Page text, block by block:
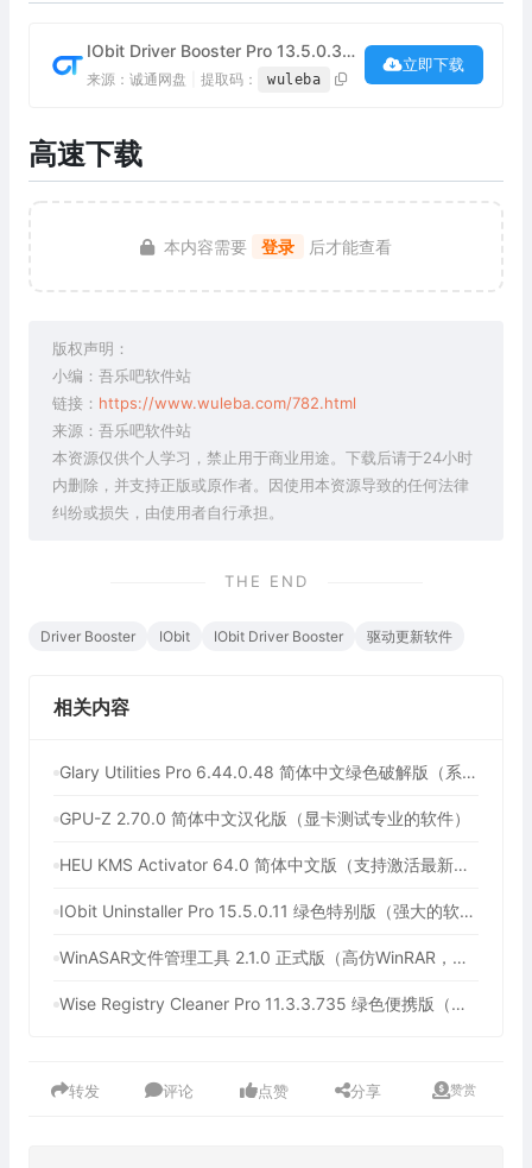
IObit Driver Booster Pro 13.5.0.359 绿色破解版下载
来源：诚通网盘 提取码： wuleba
立即下载
高速下载
本内容需要 登录 后才能查看
版权声明：
小编：吾乐吧软件站
链接： https://www.wuleba.com/782.html
来源：吾乐吧软件站
本资源仅供个人学习，禁止用于商业用途。下载后请于24小时
内删除，并支持正版或原作者。因使用本资源导致的任何法律
纠纷或损失，由使用者自行承担。
THE END
Driver Booster IObit IObit Driver Booster 驱动更新软件
相关内容
Glary Utilities Pro 6.44.0.48 简体中文绿色破解版（系统维护军刀）
GPU-Z 2.70.0 简体中文汉化版（显卡测试专业的软件）
HEU KMS Activator 64.0 简体中文版（支持激活最新版Windows/Office离线永久激活）
IObit Uninstaller Pro 15.5.0.11 绿色特别版（强大的软件卸载工具）
WinASAR文件管理工具 2.1.0 正式版（高仿WinRAR，最好用的Electron ASAR文件打包/解包工具、压缩/解压工具）
Wise Registry Cleaner Pro 11.3.3.735 绿色便携版（注册表清理工具）
转发 评论 点赞 分享 赞赏